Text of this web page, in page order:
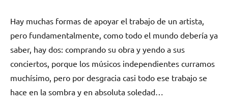
Hay muchas formas de apoyar el trabajo de un artista,
pero fundamentalmente, como todo el mundo debería ya
saber, hay dos: comprando su obra y yendo a sus
conciertos, porque los músicos independientes curramos
muchísimo, pero por desgracia casi todo ese trabajo se
hace en la sombra y en absoluta soledad…